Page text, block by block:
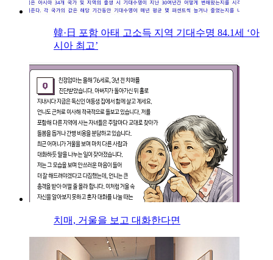
韓·日 포함 아태 고소득 지역 기대수명 84.1세 ‘아
시아 최고’
치매, 거울을 보고 대화한다면